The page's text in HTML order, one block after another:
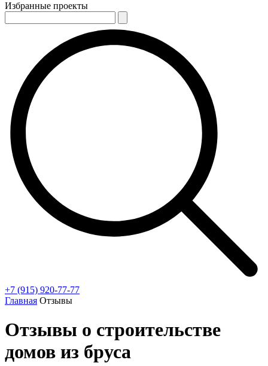
Избранные проекты
+7 (915) 920-77-77
Главная Отзывы
Отзывы о строительстве
домов из бруса